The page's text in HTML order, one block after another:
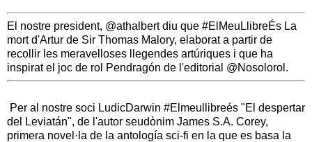
El nostre president, @athalbert diu que #ElMeuLlibreÉs La
mort d'Artur de Sir Thomas Malory, elaborat a partir de
recollir les meravelloses llegendes artúriques i que ha
inspirat el joc de rol Pendragón de l'editorial @Nosolorol.
Per al nostre soci LudicDarwin #Elmeullibreés "El despertar
del Leviatán", de l'autor seudònim James S.A. Corey,
primera novel·la de la antología sci-fi en la que es basa la